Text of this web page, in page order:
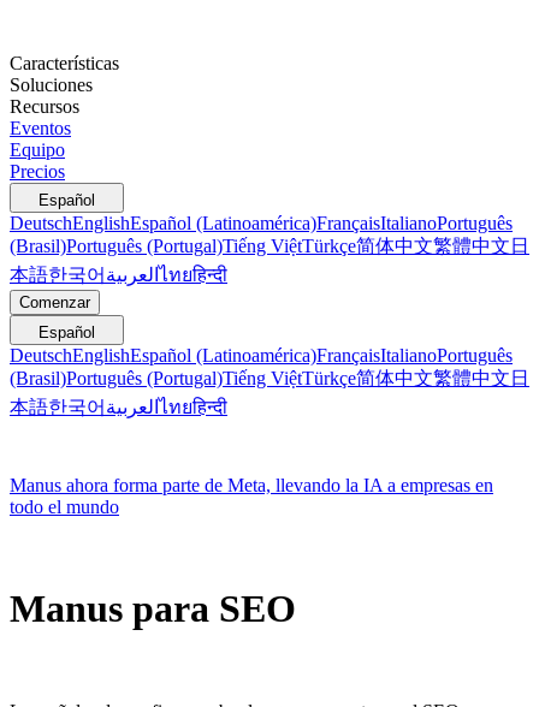
Características
Soluciones
Recursos
Eventos
Equipo
Precios
Español
DeutschEnglishEspañol (Latinoamérica)FrançaisItalianoPortuguês
(Brasil)Português (Portugal)Tiếng ViệtTürkçe简体中文繁體中文 日
本語한국어 العربيةไทยहिन्दी
Comenzar
Español
DeutschEnglishEspañol (Latinoamérica)FrançaisItalianoPortuguês
(Brasil)Português (Portugal)Tiếng ViệtTürkçe简体中文繁體中文 日
本語한국어 العربيةไทยहिन्दी
Manus ahora forma parte de Meta, llevando la IA a empresas en
todo el mundo
Manus para SEO